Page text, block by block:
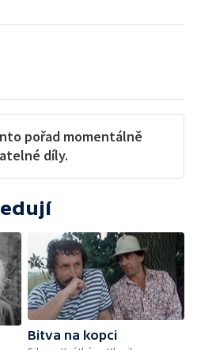
pořad momentálně
díly.
Bitva na kopci